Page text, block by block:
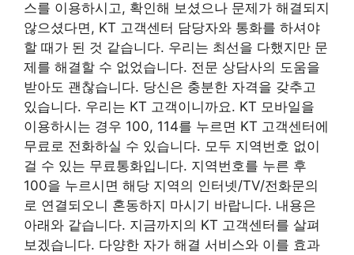
스를 이용하시고, 확인해 보셨으나 문제가 해결되지
않으셨다면, KT 고객센터 담당자와 통화를 하셔야
할 때가 된 것 같습니다. 우리는 최선을 다했지만 문
제를 해결할 수 없었습니다. 전문 상담사의 도움을
받아도 괜찮습니다. 당신은 충분한 자격을 갖추고
있습니다. 우리는 KT 고객이니까요. KT 모바일을
이용하시는 경우 100, 114를 누르면 KT 고객센터에
무료로 전화하실 수 있습니다. 모두 지역번호 없이
걸 수 있는 무료통화입니다. 지역번호를 누른 후
100을 누르시면 해당 지역의 인터넷/TV/전화문의
로 연결되오니 혼동하지 마시기 바랍니다. 내용은
아래와 같습니다. 지금까지의 KT 고객센터를 살펴
보겠습니다. 다양한 자가 해결 서비스와 이를 효과